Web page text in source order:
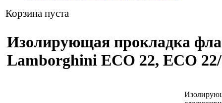
Корзина пуста
Изолирующая прокладка
Lamborghini ECO 22, ECO